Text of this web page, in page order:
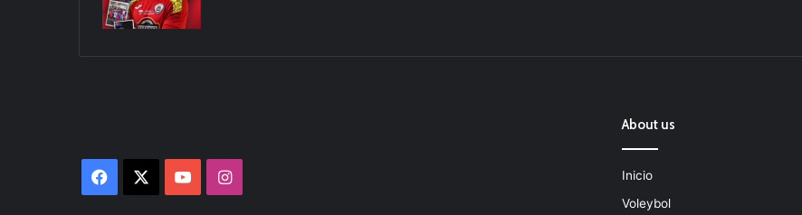
Facebook YouTubeInstagram
About us
Inicio
Voleybol